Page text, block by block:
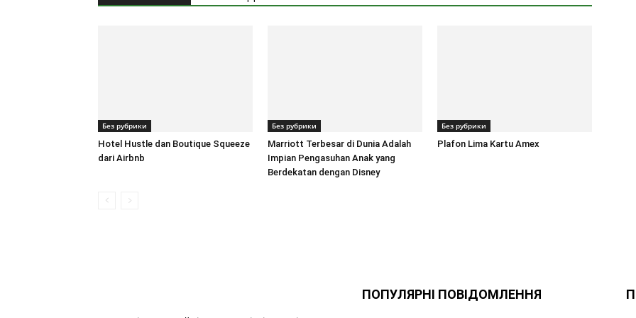
Без рубрики
Hotel Hustle dan Boutique Squeeze
dari Airbnb
Без рубрики
Marriott Terbesar di Dunia Adalah
Impian Pengasuhan Anak yang
Berdekatan dengan Disney
Без рубрики
Plafon Lima Kartu Amex
ПОПУЛЯРНІ ПОВІДОМЛЕННЯ